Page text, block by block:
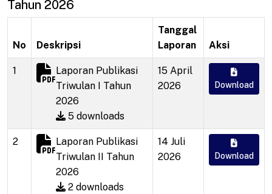
Tahun 2026
No Deskripsi
Tanggal
Laporan
Aksi
1
Laporan Publikasi
Triwulan I Tahun
2026
5 downloads
15 April
2026
Download
2
Laporan Publikasi
Triwulan II Tahun
2026
2 downloads
14 Juli
2026
Download